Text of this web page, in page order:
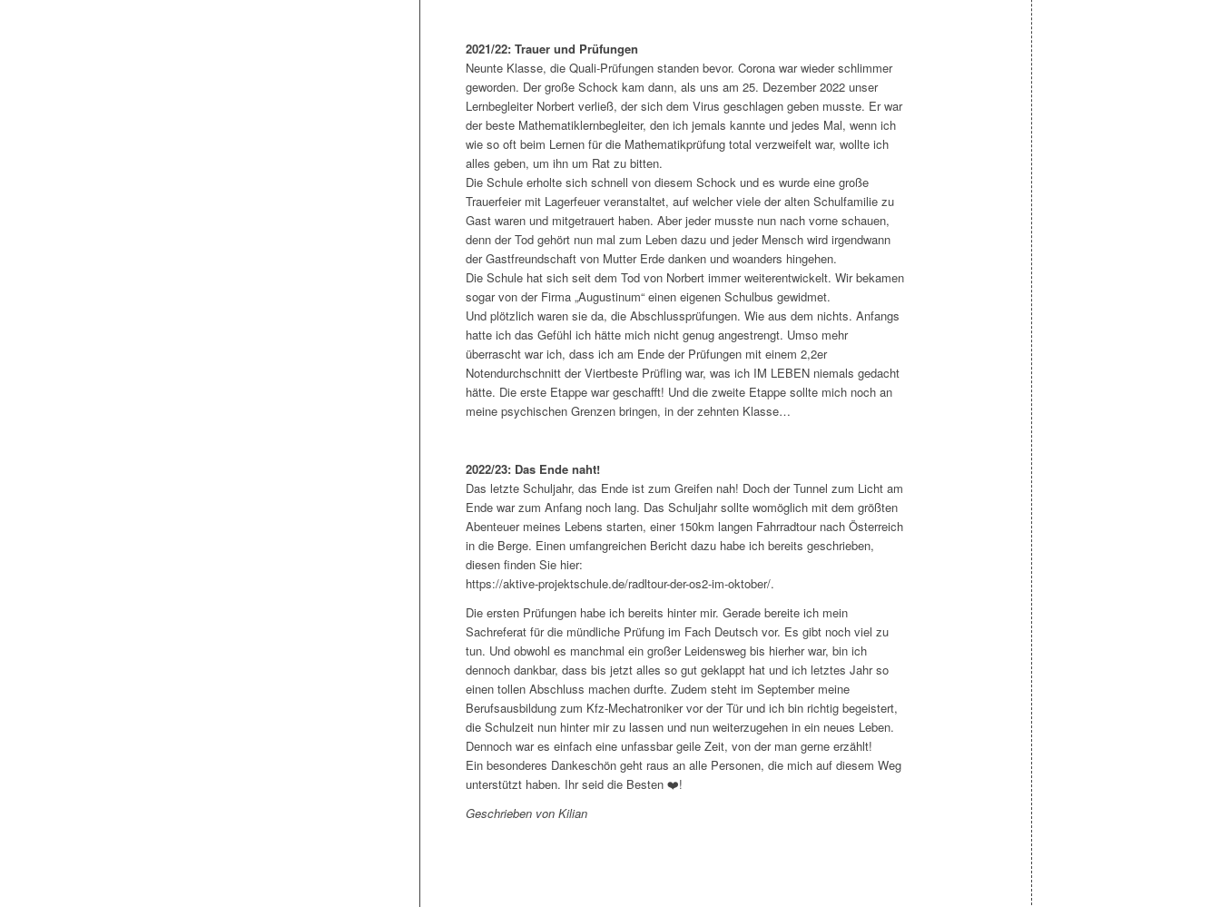
2021/22: Trauer und Prüfungen
Neunte Klasse, die Quali-Prüfungen standen bevor. Corona war wieder schlimmer
geworden. Der große Schock kam dann, als uns am 25. Dezember 2022 unser
Lernbegleiter Norbert verließ, der sich dem Virus geschlagen geben musste. Er war
der beste Mathematiklernbegleiter, den ich jemals kannte und jedes Mal, wenn ich
wie so oft beim Lernen für die Mathematikprüfung total verzweifelt war, wollte ich
alles geben, um ihn um Rat zu bitten.
Die Schule erholte sich schnell von diesem Schock und es wurde eine große
Trauerfeier mit Lagerfeuer veranstaltet, auf welcher viele der alten Schulfamilie zu
Gast waren und mitgetrauert haben. Aber jeder musste nun nach vorne schauen,
denn der Tod gehört nun mal zum Leben dazu und jeder Mensch wird irgendwann
der Gastfreundschaft von Mutter Erde danken und woanders hingehen.
Die Schule hat sich seit dem Tod von Norbert immer weiterentwickelt. Wir bekamen
sogar von der Firma „Augustinum“ einen eigenen Schulbus gewidmet.
Und plötzlich waren sie da, die Abschlussprüfungen. Wie aus dem nichts. Anfangs
hatte ich das Gefühl ich hätte mich nicht genug angestrengt. Umso mehr
überrascht war ich, dass ich am Ende der Prüfungen mit einem 2,2er
Notendurchschnitt der Viertbeste Prüfling war, was ich IM LEBEN niemals gedacht
hätte. Die erste Etappe war geschafft! Und die zweite Etappe sollte mich noch an
meine psychischen Grenzen bringen, in der zehnten Klasse…
2022/23: Das Ende naht!
Das letzte Schuljahr, das Ende ist zum Greifen nah! Doch der Tunnel zum Licht am
Ende war zum Anfang noch lang. Das Schuljahr sollte womöglich mit dem größten
Abenteuer meines Lebens starten, einer 150km langen Fahrradtour nach Österreich
in die Berge. Einen umfangreichen Bericht dazu habe ich bereits geschrieben,
diesen finden Sie hier:
https://aktive-projektschule.de/radltour-der-os2-im-oktober/.
Die ersten Prüfungen habe ich bereits hinter mir. Gerade bereite ich mein
Sachreferat für die mündliche Prüfung im Fach Deutsch vor. Es gibt noch viel zu
tun. Und obwohl es manchmal ein großer Leidensweg bis hierher war, bin ich
dennoch dankbar, dass bis jetzt alles so gut geklappt hat und ich letztes Jahr so
einen tollen Abschluss machen durfte. Zudem steht im September meine
Berufsausbildung zum Kfz-Mechatroniker vor der Tür und ich bin richtig begeistert,
die Schulzeit nun hinter mir zu lassen und nun weiterzugehen in ein neues Leben.
Dennoch war es einfach eine unfassbar geile Zeit, von der man gerne erzählt!
Ein besonderes Dankeschön geht raus an alle Personen, die mich auf diesem Weg
unterstützt haben. Ihr seid die Besten ❤️!
Geschrieben von Kilian